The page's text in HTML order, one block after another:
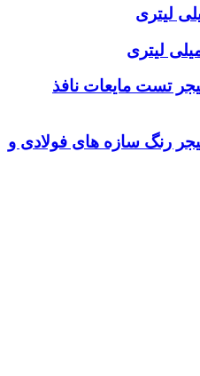
تست مایعات نافذ
رنگ سازه های فولادی و